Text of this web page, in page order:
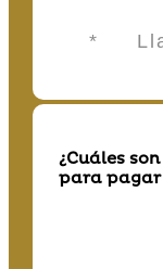
*
¿Cuáles
para pagar